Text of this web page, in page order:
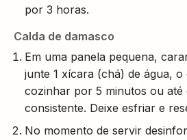
por 3 horas.
Calda de damasco
Em uma panela pequena,
junte 1 xícara (chá) de água, o
cozinhar por 5 minutos ou até
consistente. Deixe esfriar e
No momento de servir